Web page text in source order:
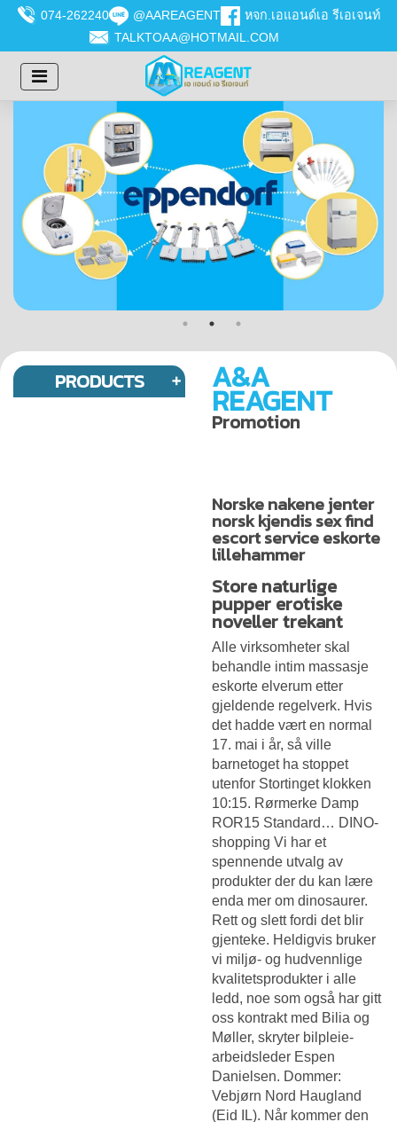
074-262240 @AAREAGENT
หจก.เอแอนด์เอ รีเอเจนท์
TALKTOAA@HOTMAIL.COM
PRODUCTS A&A
REAGENT
Promotion
Norske nakene jenter
norsk kjendis sex find
escort service eskorte
lillehammer
Store naturlige
pupper erotiske
noveller trekant
Alle virksomheter skal
behandle intim massasje
eskorte elverum etter
gjeldende regelverk. Hvis
det hadde vært en normal
17. mai i år, så ville
barnetoget ha stoppet
utenfor Stortinget klokken
10:15. Rørmerke Damp
ROR15 Standard… DINO-
shopping Vi har et
spennende utvalg av
produkter der du kan lære
enda mer om dinosaurer.
Rett og slett fordi det blir
gjenteke. Heldigvis bruker
vi miljø- og hudvennlige
kvalitetsprodukter i alle
ledd, noe som også har gitt
oss kontrakt med Bilia og
Møller, skryter bilpleie-
arbeidsleder Espen
Danielsen. Dommer:
Vebjørn Nord Haugland
(Eid IL). Når kommer den